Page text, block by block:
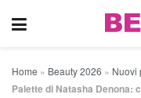
Home » Beauty 2026 » Nuovi
Palette di Natasha Denona: